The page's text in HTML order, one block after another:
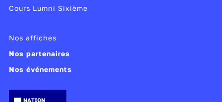
Cours Lumni Sixième
Nos affiches
Nos partenaires
Nos événements